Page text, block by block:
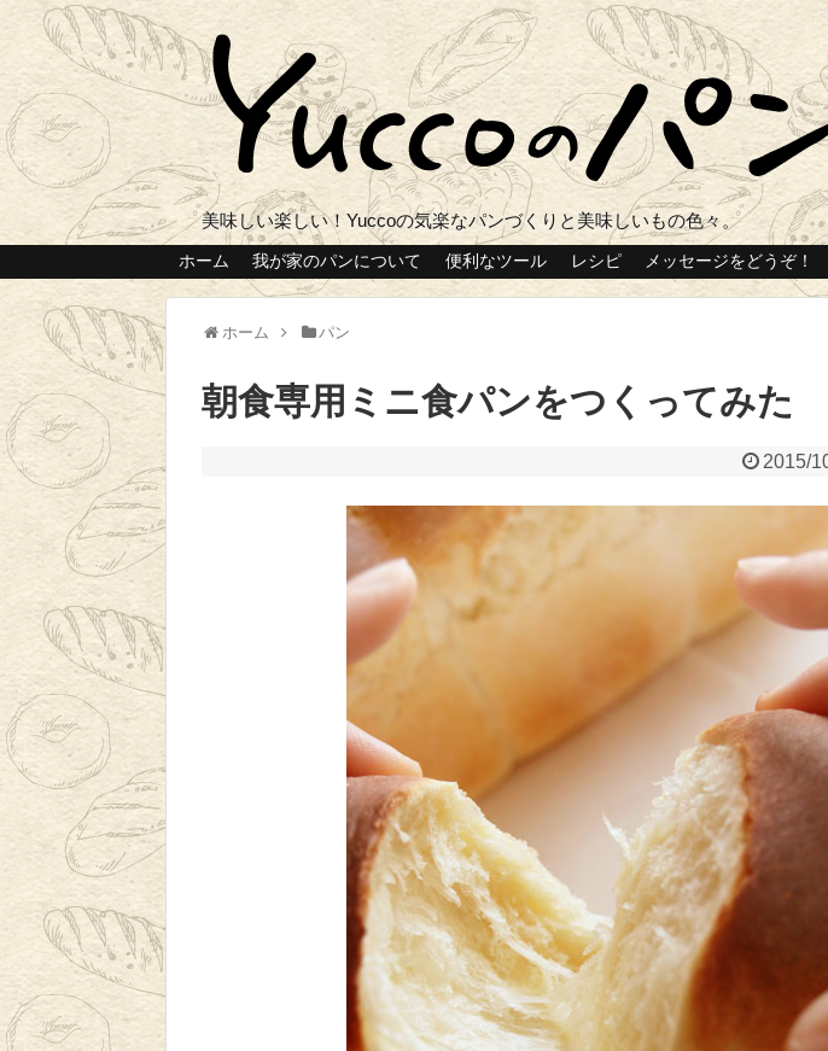
美味しい楽しい！Yuccoの気楽なパンづくりと美味しいもの色々。
ホーム 我が家のパンについて 便利なツール レシピ メッセージをどうぞ！
ホーム パン
朝食専用ミニ食パンをつくってみた
2015/